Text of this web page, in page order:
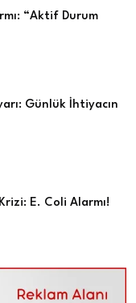
“Aktif Durum
Günlük İhtiyacın
E. Coli Alarmı!